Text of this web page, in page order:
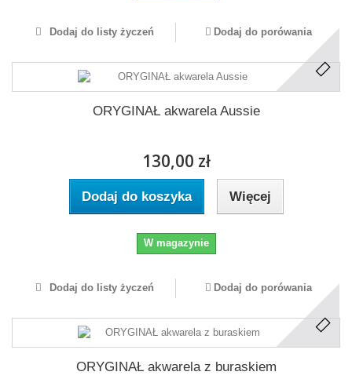
Dodaj do listy życzeń Dodaj do porówania
ORYGINAŁ akwarela Aussie
130,00 zł
Dodaj do koszyka Więcej
W magazynie
Dodaj do listy życzeń Dodaj do porówania
ORYGINAŁ akwarela z buraskiem